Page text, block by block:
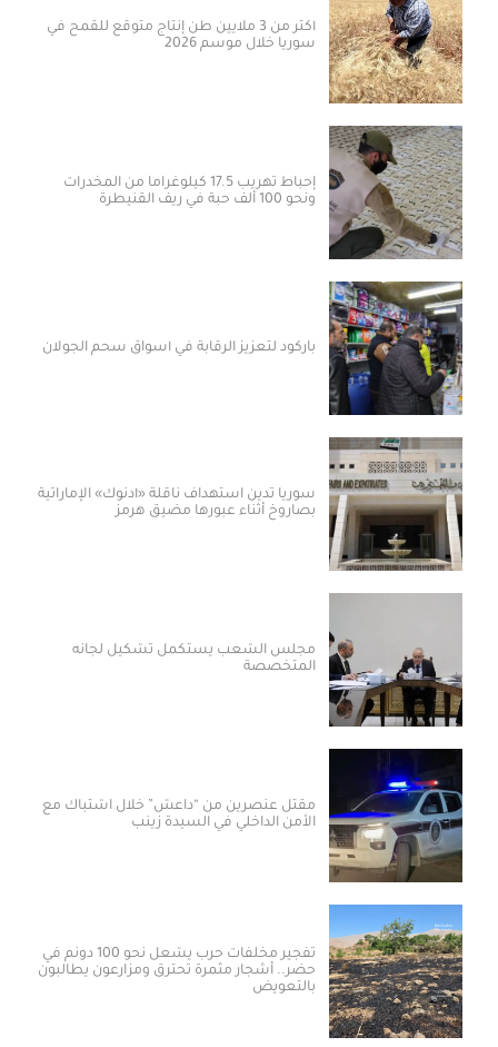
أكثر من 3 ملايين طن إنتاج متوقع للقمح في
سوريا خلال موسم 2026
إحباط تهريب 17.5 كيلوغراماً من المخدرات
ونحو 100 ألف حبة في ريف القنيطرة
باركود لتعزيز الرقابة في أسواق سحم الجولان
سوريا تدين استهداف ناقلة «أدنوك» الإماراتية
بصاروخ أثناء عبورها مضيق هرمز
مجلس الشعب يستكمل تشكيل لجانه
المتخصصة
مقتل عنصرين من “داعش” خلال اشتباك مع
الأمن الداخلي في السيدة زينب
تفجير مخلفات حرب يشعل نحو 100 دونم في
حضر.. أشجار مثمرة تحترق ومزارعون يطالبون
بالتعويض